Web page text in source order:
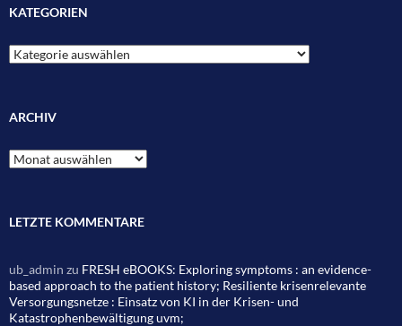
KATEGORIEN
Kategorien
ARCHIV
Archiv
LETZTE KOMMENTARE
ub_admin zu FRESH eBOOKS: Exploring symptoms : an evidence-
based approach to the patient history; Resiliente krisenrelevante
Versorgungsnetze : Einsatz von KI in der Krisen- und
Katastrophenbewältigung uvm;